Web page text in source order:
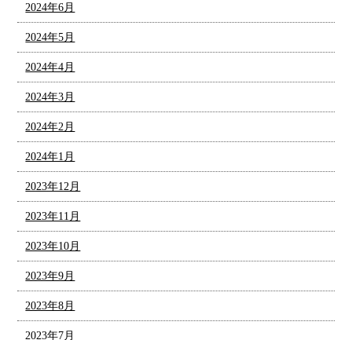
2024年6月
2024年5月
2024年4月
2024年3月
2024年2月
2024年1月
2023年12月
2023年11月
2023年10月
2023年9月
2023年8月
2023年7月